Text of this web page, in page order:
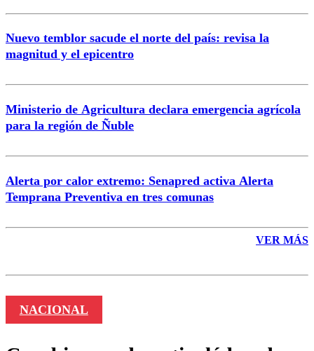
Nuevo temblor sacude el norte del país: revisa la
magnitud y el epicentro
Ministerio de Agricultura declara emergencia agrícola
para la región de Ñuble
Alerta por calor extremo: Senapred activa Alerta
Temprana Preventiva en tres comunas
VER MÁS
NACIONAL